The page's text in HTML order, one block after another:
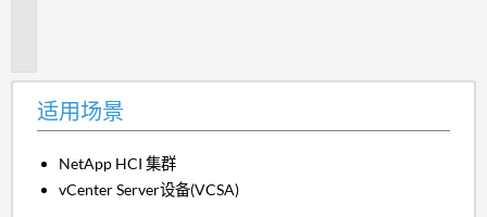
适用场景
NetApp HCI 集群
vCenter Server设备(VCSA)